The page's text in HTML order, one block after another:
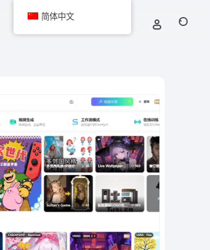
简体中文